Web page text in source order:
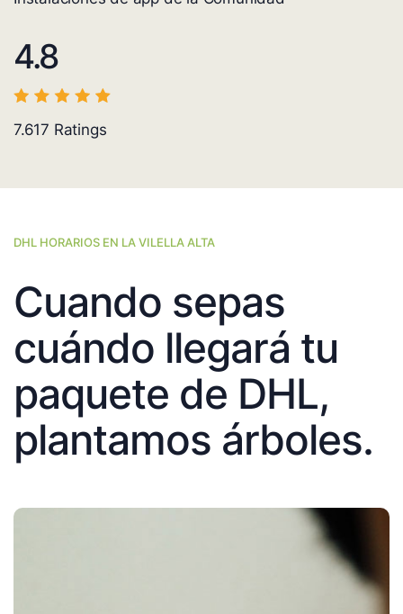
4.8
7.617 Ratings
DHL HORARIOS EN LA VILELLA ALTA
Cuando sepas
cuándo llegará tu
paquete de DHL,
plantamos árboles.